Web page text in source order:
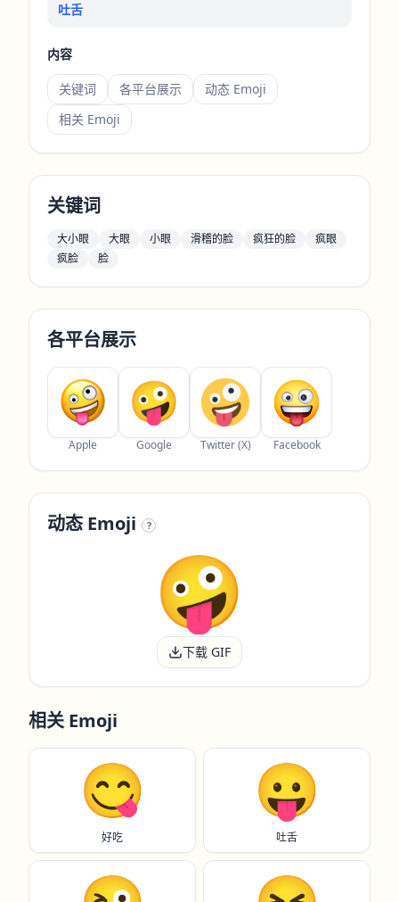
吐舌
内容
关键词 各平台展示
动态 Emoji
相关 Emoji
关键词
大小眼 大眼 小眼 滑稽的脸 疯狂的脸
疯眼
疯脸
脸
各平台展示
Apple Google Twitter (X) Facebook
动态 Emoji ?
下载 GIF
相关 Emoji
😋
好吃
😛
吐舌